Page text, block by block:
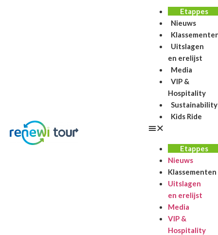
Etappes
Nieuws
Uitslagen
en erelijst
Media
VIP &
Hospitality
Sustainability
Kids Ride
Etappes
Nieuws
Klassementen
Uitslagen
en erelijst
Media
VIP &
Hospitality